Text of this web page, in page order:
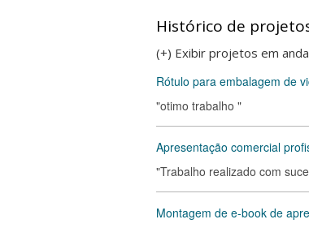
Histórico de
(+) Exibir projetos em
Rótulo para embalagem de
"otimo trabalho "
Apresentação comercial
"Trabalho realizado com
Montagem de e-book de